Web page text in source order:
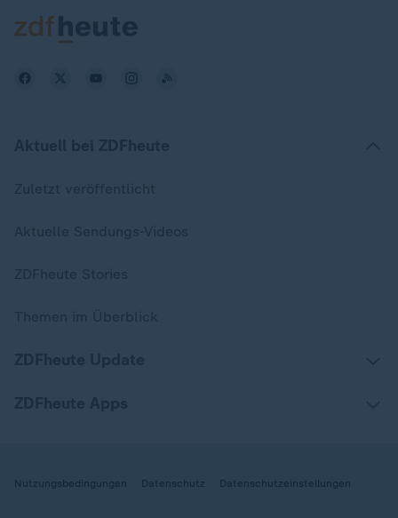
Nutzungsbedingungen Datenschutz Datenschutzeinstellungen